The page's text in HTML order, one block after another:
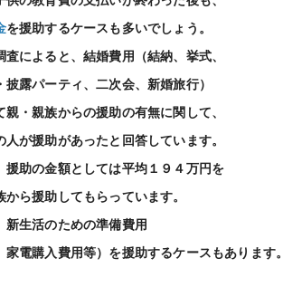
を援助するケースも多いでしょう。
査によると、 結婚費用（結納、挙式、
披露パーティ、二次会、新婚旅行）
親・親族からの援助の有無に関して、
人が援助があったと回答しています。
援助の金額としては平均１９４万円を
から援助してもらっています。
新生活のための準備費用
家電購入費用等）を援助するケースもあります。